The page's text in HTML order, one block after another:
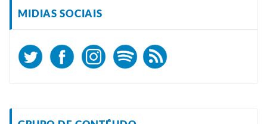
MIDIAS SOCIAIS